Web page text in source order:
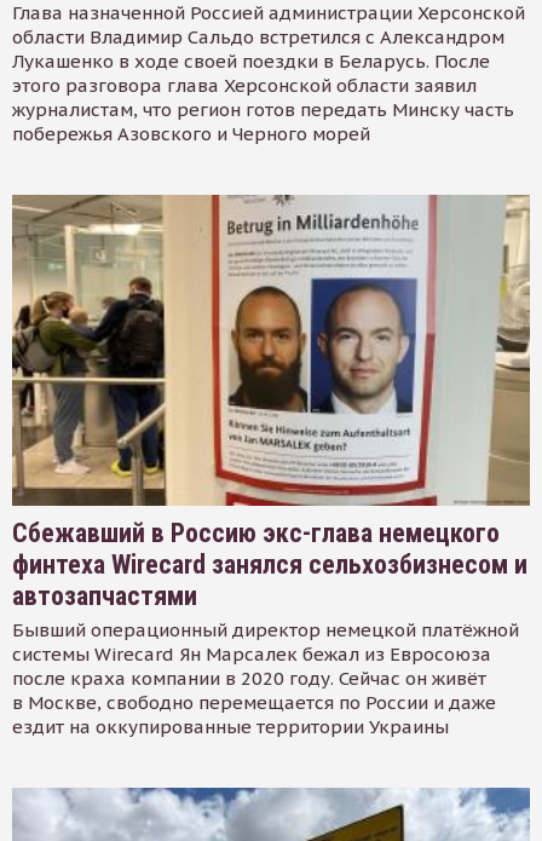
Глава назначенной Россией администрации Херсонской
области Владимир Сальдо встретился с Александром
Лукашенко в ходе своей поездки в Беларусь. После
этого разговора глава Херсонской области заявил
журналистам, что регион готов передать Минску часть
побережья Азовского и Черного морей
Сбежавший в Россию экс-глава немецкого
финтеха Wirecard занялся сельхозбизнесом и
автозапчастями
Бывший операционный директор немецкой платёжной
системы Wirecard Ян Марсалек бежал из Евросоюза
после краха компании в 2020 году. Сейчас он живёт
в Москве, свободно перемещается по России и даже
ездит на оккупированные территории Украины